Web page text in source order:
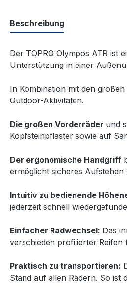
Beschreibung
Der TOPRO Olympos ATR ist
Unterstützung in einer
In Kombination mit den
Outdoor-Aktivitäten.
Die großen Vorderräder und
Kopfsteinpflaster sowie auf
Der ergonomische Handgriff
ermöglicht sicheres
Intuitiv zu bedienende
jederzeit schnell
Einfacher Radwechsel: Das
verschieden profilierter
Praktisch zu transportieren:
Stand auf allen Rädern. So ist